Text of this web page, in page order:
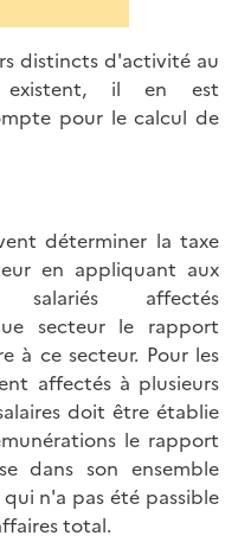
distincts d'activité au
il en est
pour le calcul de
déterminer la taxe
en appliquant aux
salariés affectés
secteur le rapport
à ce secteur. Pour les
affectés à plusieurs
doit être établie
le rapport
dans son ensemble
n'a pas été passible
total.